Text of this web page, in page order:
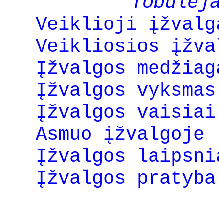
Veiklioji
Veikliosios
Įžvalgos
Įžvalgos
Įžvalgos
Asmuo
Įžvalgos
Įžvalgos